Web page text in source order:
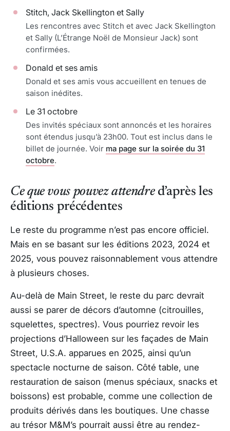
Stitch, Jack Skellington et Sally
Les rencontres avec Stitch et avec Jack Skellington
et Sally (L’Étrange Noël de Monsieur Jack) sont
confirmées.
Donald et ses amis
Donald et ses amis vous accueillent en tenues de
saison inédites.
Le 31 octobre
Des invités spéciaux sont annoncés et les horaires
sont étendus jusqu’à 23h00. Tout est inclus dans le
billet de journée. Voir ma page sur la soirée du 31
octobre.
Ce que vous pouvez attendred’après les
éditions précédentes
Le reste du programme n’est pas encore officiel.
Mais en se basant sur les éditions 2023, 2024 et
2025, vous pouvez raisonnablement vous attendre
à plusieurs choses.
Au-delà de Main Street, le reste du parc devrait
aussi se parer de décors d’automne (citrouilles,
squelettes, spectres). Vous pourriez revoir les
projections d’Halloween sur les façades de Main
Street, U.S.A. apparues en 2025, ainsi qu’un
spectacle nocturne de saison. Côté table, une
restauration de saison (menus spéciaux, snacks et
boissons) est probable, comme une collection de
produits dérivés dans les boutiques. Une chasse
au trésor M&M’s pourrait aussi être au rendez-